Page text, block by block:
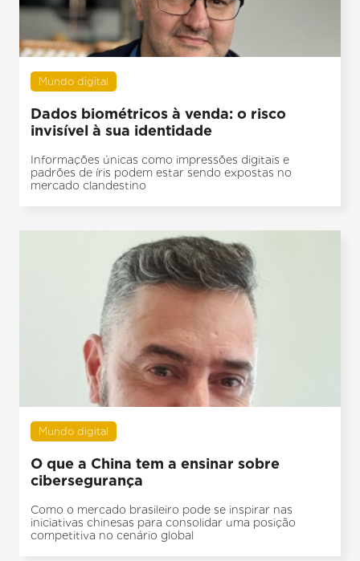
Mundo digital
Dados biométricos à venda: o risco
invisível à sua identidade
Informações únicas como impressões digitais e
padrões de íris podem estar sendo expostas no
mercado clandestino
Mundo digital
O que a China tem a ensinar sobre
cibersegurança
Como o mercado brasileiro pode se inspirar nas
iniciativas chinesas para consolidar uma posição
competitiva no cenário global